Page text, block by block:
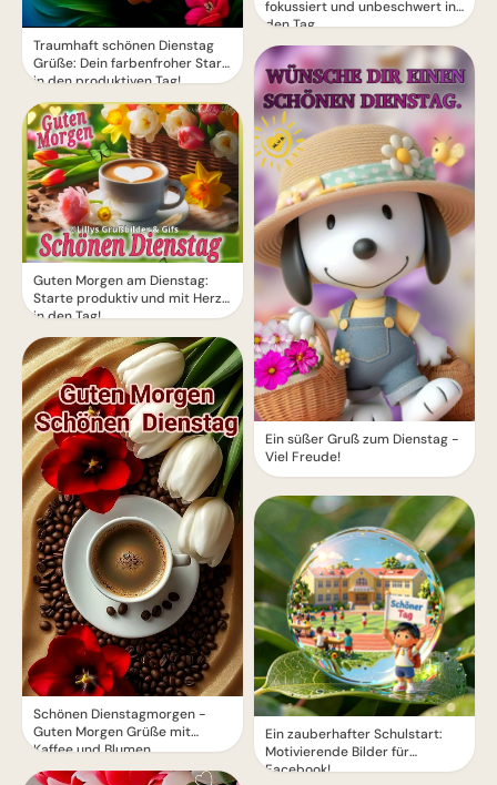
Traumhaft schönen Dienstag
Grüße: Dein farbenfroher Start
in den produktiven Tag!
Guten Morgen am Dienstag:
Starte produktiv und mit Herz
in den Tag!
Schönen Dienstagmorgen -
Guten Morgen Grüße mit
Kaffee und Blumen
fokussiert und unbeschwert in
den Tag
Ein süßer Gruß zum Dienstag -
Viel Freude!
Ein zauberhafter Schulstart:
Motivierende Bilder für
Facebook!